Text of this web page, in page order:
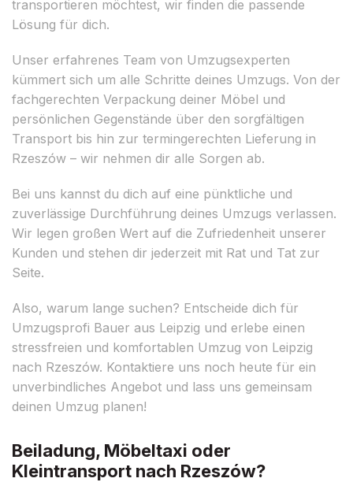
transportieren möchtest, wir finden die passende
Lösung für dich.
Unser erfahrenes Team von Umzugsexperten
kümmert sich um alle Schritte deines Umzugs. Von der
fachgerechten Verpackung deiner Möbel und
persönlichen Gegenstände über den sorgfältigen
Transport bis hin zur termingerechten Lieferung in
Rzeszów – wir nehmen dir alle Sorgen ab.
Bei uns kannst du dich auf eine pünktliche und
zuverlässige Durchführung deines Umzugs verlassen.
Wir legen großen Wert auf die Zufriedenheit unserer
Kunden und stehen dir jederzeit mit Rat und Tat zur
Seite.
Also, warum lange suchen? Entscheide dich für
Umzugsprofi Bauer aus Leipzig und erlebe einen
stressfreien und komfortablen Umzug von Leipzig
nach Rzeszów. Kontaktiere uns noch heute für ein
unverbindliches Angebot und lass uns gemeinsam
deinen Umzug planen!
Beiladung, Möbeltaxi oder
Kleintransport nach Rzeszów?